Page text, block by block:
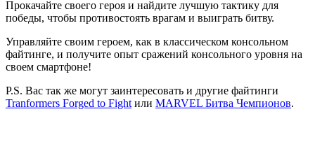
Прокачайте своего героя и найдите лучшую тактику для
победы, чтобы противостоять врагам и выиграть битву.
Управляйте своим героем, как в классическом консольном
файтинге, и получите опыт сражений консольного уровня на
своем смартфоне!
P.S. Вас так же могут заинтересовать и другие файтинги
Tranformers Forged to Fight или MARVEL Битва Чемпионов.